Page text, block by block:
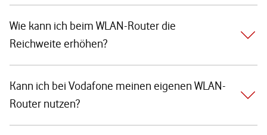
Wie kann ich beim WLAN-Router die
Reichweite erhöhen?
Kann ich bei Vodafone meinen eigenen WLAN-
Router nutzen?